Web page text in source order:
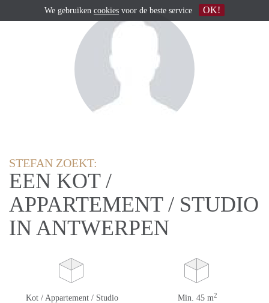
STEFAN ZOEKT:
EEN KOT /
APPARTEMENT / STUDIO
IN ANTWERPEN
Kot / Appartement / Studio Min. 45 m2
We gebruiken cookies voor de beste service OK!